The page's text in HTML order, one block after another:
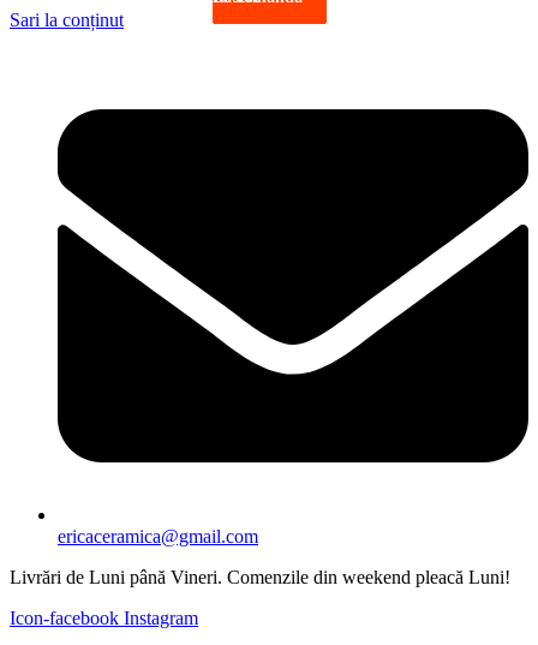
Sari la conținut
ericaceramica@gmail.com
Livrări de Luni până Vineri. Comenzile din weekend pleacă Luni!
Icon-facebook Instagram